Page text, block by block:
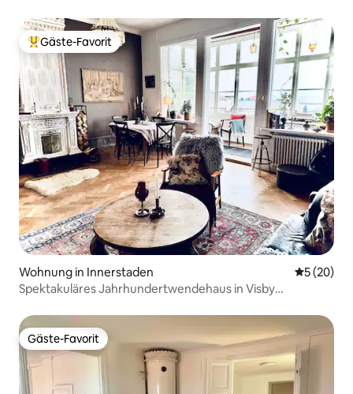
Beliebter Gäste-Favorit.
Gäste-Favorit
Wohnung in Innerstaden
5 (20)
Spektakuläres Jahrhundertwendehaus in Visby
Gäste-Favorit
Gäste-Favorit